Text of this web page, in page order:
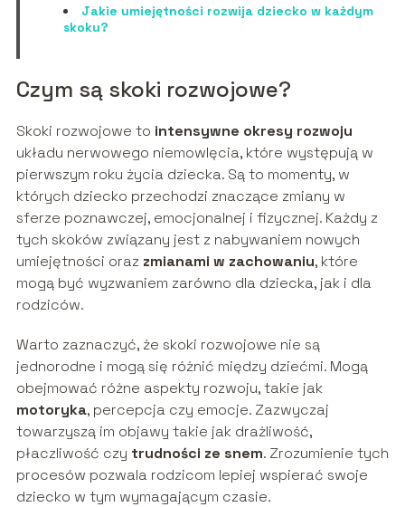
Jakie umiejętności rozwija dziecko w każdym
skoku?
Czym są skoki rozwojowe?
Skoki rozwojowe to intensywne okresy rozwoju
układu nerwowego niemowlęcia, które występują w
pierwszym roku życia dziecka. Są to momenty, w
których dziecko przechodzi znaczące zmiany w
sferze poznawczej, emocjonalnej i fizycznej. Każdy z
tych skoków związany jest z nabywaniem nowych
umiejętności oraz zmianami w zachowaniu, które
mogą być wyzwaniem zarówno dla dziecka, jak i dla
rodziców.
Warto zaznaczyć, że skoki rozwojowe nie są
jednorodne i mogą się różnić między dziećmi. Mogą
obejmować różne aspekty rozwoju, takie jak
motoryka, percepcja czy emocje. Zazwyczaj
towarzyszą im objawy takie jak drażliwość,
płaczliwość czy trudności ze snem. Zrozumienie tych
procesów pozwala rodzicom lepiej wspierać swoje
dziecko w tym wymagającym czasie.